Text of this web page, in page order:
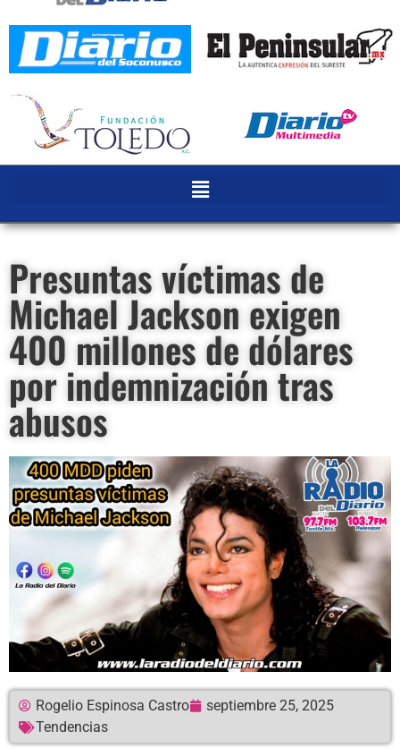
Presuntas víctimas de
Michael Jackson exigen
400 millones de dólares
por indemnización tras
abusos
Rogelio Espinosa Castro
septiembre 25, 2025
Tendencias